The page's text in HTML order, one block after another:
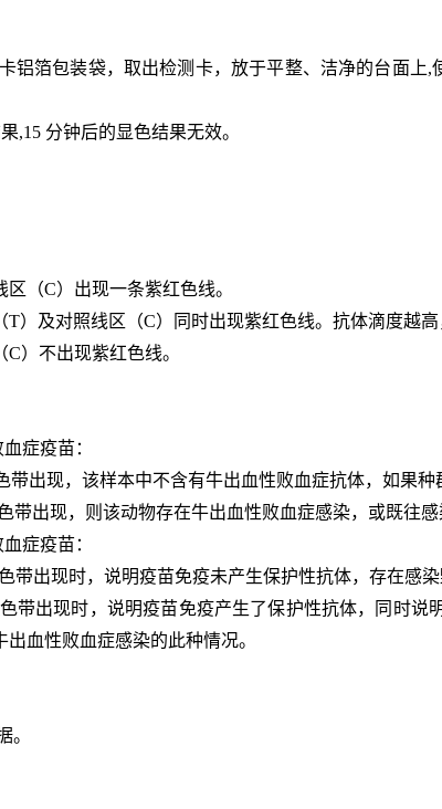
铝箔包装袋，取出检测卡，放于平整、洁净的台面
,15 分钟后的显色结果无效。
（C）出现一条紫红色线。
T）及对照线区（C）同时出现紫红色线。抗体滴度越
）不出现紫红色线。
血症疫苗：
带出现，该样本中不含有牛出血性败血症抗体，如果种
带出现，则该动物存在牛出血性败血症感染，或既往感
血症疫苗：
带出现时，说明疫苗免疫未产生保护性抗体，存在感
带出现时，说明疫苗免疫产生了保护性抗体，同时说
出血性败血症感染的此种情况。
。